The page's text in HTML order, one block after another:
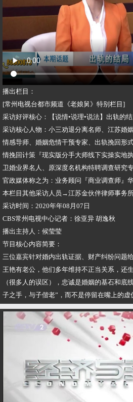
播出栏目：
[常州电视台都市频道《老娘舅》特别栏目]
采访好评核心：【说情•说理•说法】出轨的
采访核心人物：小三劝退分离名师、江苏婚
情感导师、婚姻危情干预专家、出轨挽回形
情挽回计策『现实版分手大师线下实操实地
卫婚业界名人、原深度名机构特聘调查研究
官政媒体称之为：业务顾问『商业调查师』华
本栏目其他采访人员→江苏金伙伴律师事务
采访时间：2020年年08月07日
CBS常州电视中心记者：徐亚异 胡逸秋
播出主持人：候莹莹
节目核心内容简要：
三位嘉宾针对婚内出轨证据、财产纠纷问题
王艳有老公，他们多年维持不正当关系，还
（很多人的误区），忠诚是婚姻的基石和底
子之手，与子偕老”，而不是停留在嘴上的虚